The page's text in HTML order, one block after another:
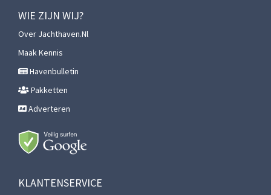
WIE ZIJN WIJ?
Over Jachthaven.nl
Maak Kennis
Havenbulletin
Pakketten
Adverteren
KLANTENSERVICE